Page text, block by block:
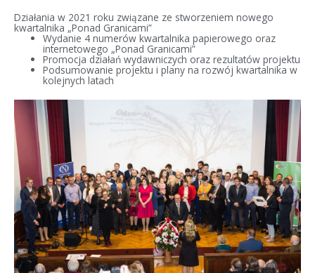
Działania w 2021 roku związane ze stworzeniem nowego
kwartalnika „Ponad Granicami”
Wydanie 4 numerów kwartalnika papierowego oraz
internetowego „Ponad Granicami”
Promocja działań wydawniczych oraz rezultatów projektu
Podsumowanie projektu i plany na rozwój kwartalnika w
kolejnych latach